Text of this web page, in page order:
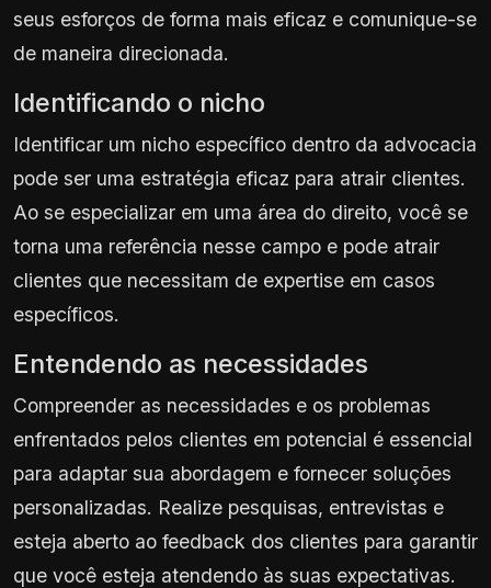
seus esforços de forma mais eficaz e comunique-se
de maneira direcionada.
Identificando o nicho
Identificar um nicho específico dentro da advocacia
pode ser uma estratégia eficaz para atrair clientes.
Ao se especializar em uma área do direito, você se
torna uma referência nesse campo e pode atrair
clientes que necessitam de expertise em casos
específicos.
Entendendo as necessidades
Compreender as necessidades e os problemas
enfrentados pelos clientes em potencial é essencial
para adaptar sua abordagem e fornecer soluções
personalizadas. Realize pesquisas, entrevistas e
esteja aberto ao feedback dos clientes para garantir
que você esteja atendendo às suas expectativas.